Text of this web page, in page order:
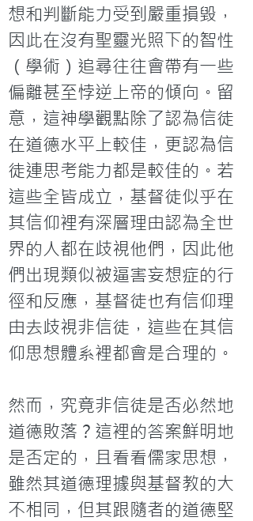
想和判斷能力受到嚴重損毀，
因此在沒有聖靈光照下的智性
（學術）追尋往往會帶有一些
偏離甚至悖逆上帝的傾向。留
意，這神學觀點除了認為信徒
在道德水平上較佳，更認為信
徒連思考能力都是較佳的。若
這些全皆成立，基督徒似乎在
其信仰裡有深層理由認為全世
界的人都在歧視他們，因此他
們出現類似被逼害妄想症的行
徑和反應，基督徒也有信仰理
由去歧視非信徒，這些在其信
仰思想體系裡都會是合理的。
然而，究竟非信徒是否必然地
道德敗落？這裡的答案鮮明地
是否定的，且看看儒家思想，
雖然其道德理據與基督教的大
不相同，但其跟隨者的道德堅